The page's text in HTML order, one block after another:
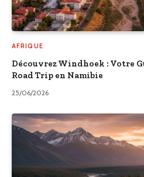
AFRIQUE
Découvrez Windhoek : Votre
Road Trip en Namibie
25/06/2026